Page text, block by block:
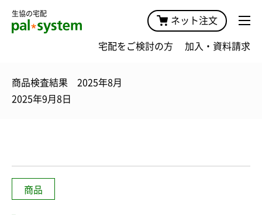
生協の宅配
ネット注文
宅配をご検討の方 加入・資料請求
商品検査結果 2025年8月
2025年9月8日
商品